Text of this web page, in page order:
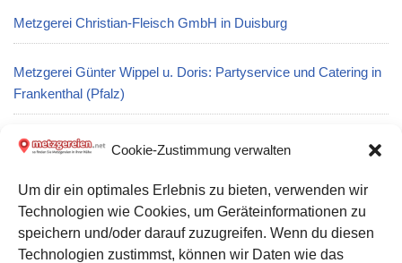
Cookie-Zustimmung verwalten
Um dir ein optimales Erlebnis zu bieten, verwenden wir
Technologien wie Cookies, um Geräteinformationen zu
speichern und/oder darauf zuzugreifen. Wenn du diesen
Technologien zustimmst, können wir Daten wie das
Metzgerei Christian-Fleisch GmbH in Duisburg
Metzgerei Günter Wippel u. Doris: Partyservice und Catering in
Frankenthal (Pfalz)
Metzgerei Traugott Schick in Bad Rappenau
Metzgerei Hans-Peter Lamprecht in Niederwerrn
Metzgerei Kühlhaus Forster KG Lenting in Lenting